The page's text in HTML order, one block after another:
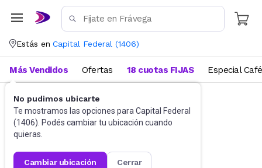
Estás en Capital Federal (1406)
No pudimos ubicarte
Te mostramos las opciones para Capital Federal
(1406). Podés cambiar tu ubicación cuando
quieras.
cambiar ubicación cerrar
Más Vendidos Ofertas 18 cuotas FIJAS Especial Café
Radios y audio portátil